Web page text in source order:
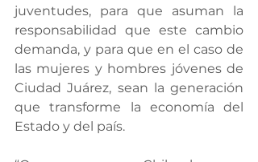
juventudes, para que asuman la
responsabilidad que este cambio
demanda, y para que en el caso de
las mujeres y hombres jóvenes de
Ciudad Juárez, sean la generación
que transforme la economía del
Estado y del país.